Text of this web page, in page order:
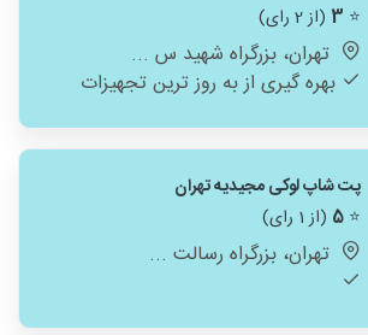
⭐
3 (از 2 رای)
تهران، بزرگراه شهید س ...
بهره گیری از به روز ترین تجهیزات
پت شاپ لوکی مجیدیه تهران
⭐
5 (از 1 رای)
تهران، بزرگراه رسالت ...